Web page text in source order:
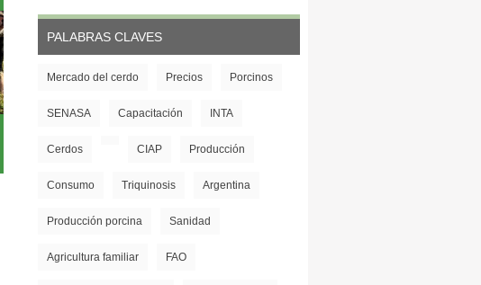
PALABRAS CLAVES
Mercado del cerdo Precios Porcinos
SENASA Capacitación INTA
Cerdos CIAP Producción
Consumo Triquinosis Argentina
Producción porcina Sanidad
Agricultura familiar FAO